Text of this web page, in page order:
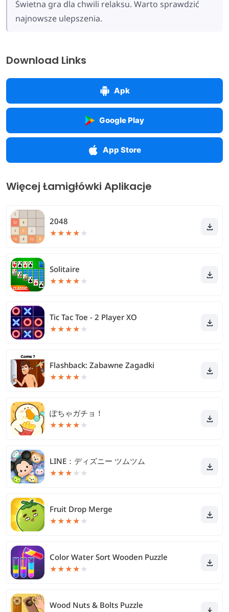
Świetna gra dla chwili relaksu. Warto sprawdzić
najnowsze ulepszenia.
Download Links
Apk
Google Play
App Store
Więcej Łamigłówki Aplikacje
2048
★★★★ ★
Solitaire
★★★★ ★
Tic Tac Toe - 2 Player XO
★★★★ ★
Flashback: Zabawne Zagadki
★★★★ ★
ぽちゃガチョ！
★★★★ ★
LINE：ディズニー ツムツム
★★★ ★ ★
Fruit Drop Merge
★★★★ ★
Color Water Sort Wooden Puzzle
★★★★ ★
Wood Nuts & Bolts Puzzle